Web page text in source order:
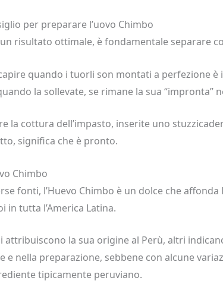
per preparare l’uovo Chimbo
risultato ottimale, è fondamentale separare
quando i tuorli son montati a perfezione
la sollevate, se rimane la sua “impronta”
la cottura dell’impasto, inserite uno
significa che è pronto.
Chimbo
fonti, l’Huevo Chimbo è un dolce che
in tutta l’America Latina.
attribuiscono la sua origine al Perù, altri
e nella preparazione, sebbene con alcune
tipicamente peruviano.